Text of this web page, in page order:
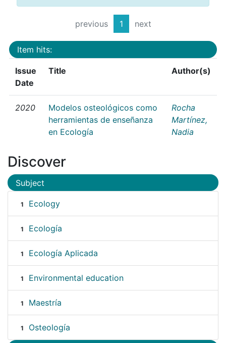
previous 1 next
Item hits:
Issue
Date
Title Author(s)
2020
Modelos osteológicos como
herramientas de enseñanza
en Ecología
Rocha
Martínez,
Nadia
Discover
Subject
1 Ecology
1 Ecología
1 Ecología Aplicada
1 Environmental education
1 Maestría
1 Osteología